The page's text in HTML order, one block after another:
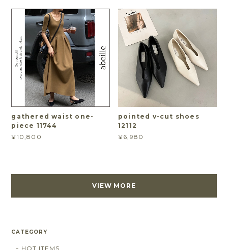
gathered waist one-
piece 11744
¥10,800
pointed v-cut shoes
12112
¥6,980
VIEW MORE
CATEGORY
HOT ITEMS